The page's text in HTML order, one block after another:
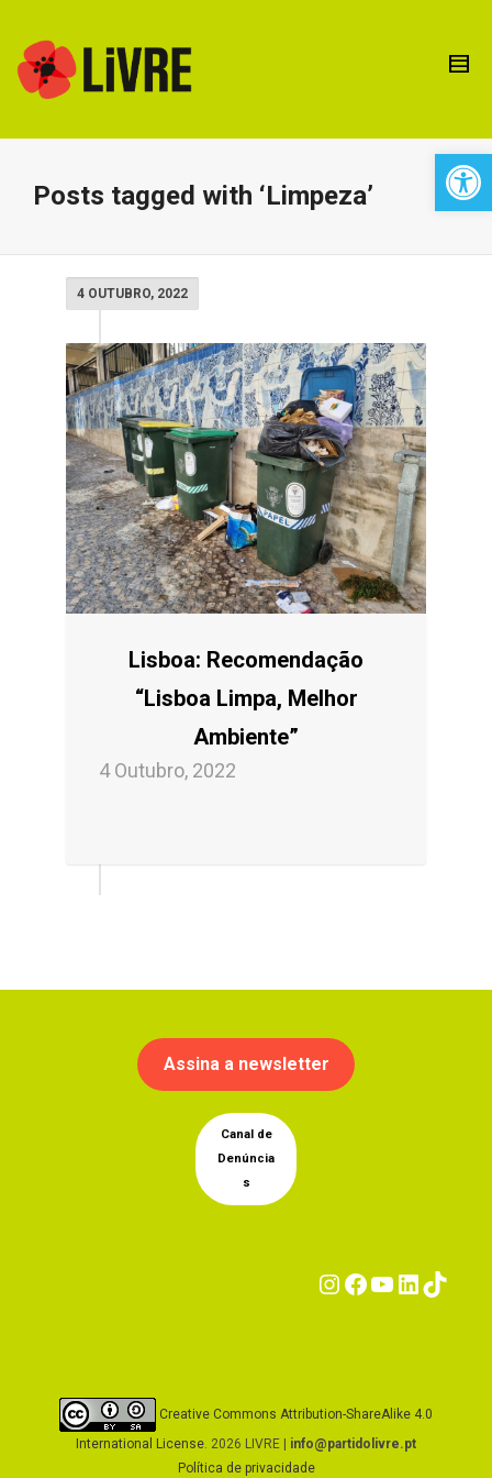
Posts tagged with ‘Limpeza’
4 OUTUBRO, 2022
Lisboa: Recomendação
“Lisboa Limpa, Melhor
Ambiente”
4 Outubro, 2022
Assina a newsletter
Canal de
Denúncia
s
Instagram
Facebook
Creative Commons Attribution-ShareAlike 4.0
International License. 2026 LIVRE | info@partidolivre.pt
Política de privacidade